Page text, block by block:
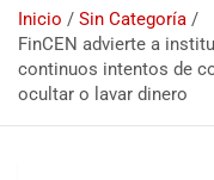
Inicio
Sin Categoría
FinCEN advierte a
continuos intentos de
ocultar o lavar dinero